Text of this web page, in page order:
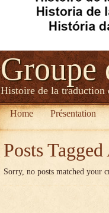
Groupe
Histoire de la traduction
Home Présentation
Posts Tagged
Sorry, no posts matched your